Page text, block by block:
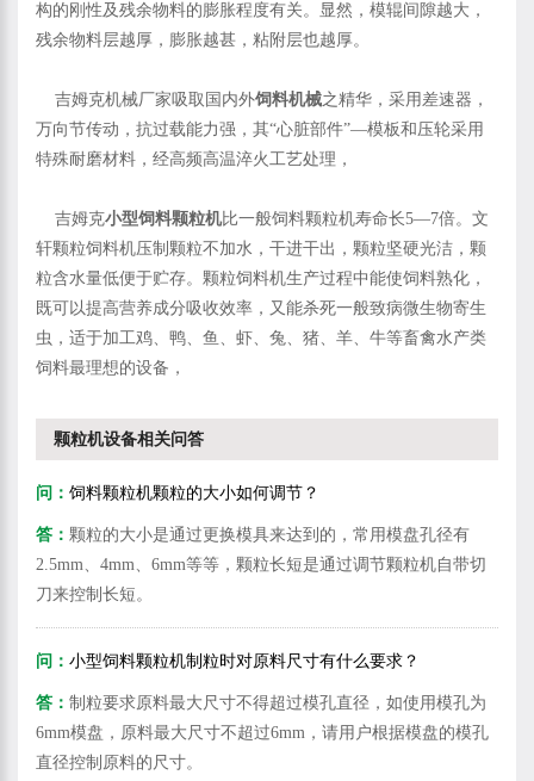
构的刚性及残余物料的膨胀程度有关。显然，模辊间隙越大，
残余物料层越厚，膨胀越甚，粘附层也越厚。
吉姆克机械厂家吸取国内外饲料机械之精华，采用差速器，
万向节传动，抗过载能力强，其“心脏部件”—模板和压轮采用
特殊耐磨材料，经高频高温淬火工艺处理，
吉姆克小型饲料颗粒机比一般饲料颗粒机寿命长5—7倍。文
轩颗粒饲料机压制颗粒不加水，干进干出，颗粒坚硬光洁，颗
粒含水量低便于贮存。颗粒饲料机生产过程中能使饲料熟化，
既可以提高营养成分吸收效率，又能杀死一般致病微生物寄生
虫，适于加工鸡、鸭、鱼、虾、兔、猪、羊、牛等畜禽水产类
饲料最理想的设备，
颗粒机设备相关问答
问： 饲料颗粒机颗粒的大小如何调节？
答： 颗粒的大小是通过更换模具来达到的，常用模盘孔径有
2.5mm、4mm、6mm等等，颗粒长短是通过调节颗粒机自带切
刀来控制长短。
问： 小型饲料颗粒机制粒时对原料尺寸有什么要求？
答： 制粒要求原料最大尺寸不得超过模孔直径，如使用模孔为
6mm模盘，原料最大尺寸不超过6mm，请用户根据模盘的模孔
直径控制原料的尺寸。